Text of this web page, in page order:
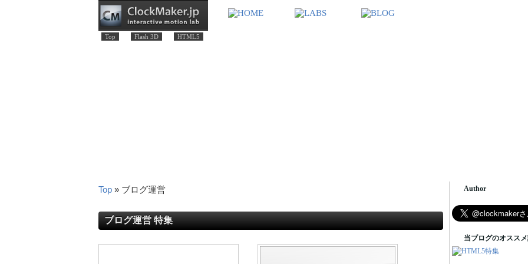
Top Flash 3D HTML5
Top » ブログ運営
ブログ運営 特集
Author
当ブログのオスス